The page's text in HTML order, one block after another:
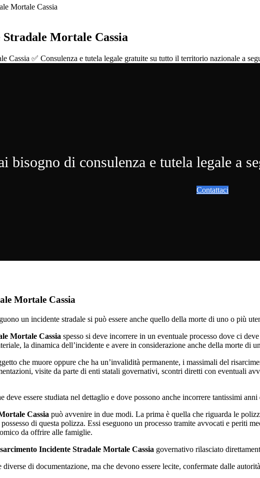
Mortale Cassia
Mortale Cassia
Cassia ✅ Consulenza e tutela legale gratuite su tutto il territorio nazionale a
bisogno di consulenza e tutela legale a
Contattaci
Mortale Cassia
un incidente stradale si può essere anche quello della morte di uno o più
Mortale Cassia spesso si deve incorrere in un eventuale processo dove ci
la dinamica dell’incidente e avere in considerazione anche della morte di
che muore oppure che ha un’invalidità permanente, i massimali del
visite da parte di enti statali governativi, scontri diretti con eventuali
deve essere studiata nel dettaglio e dove possono anche incorrere tantissimi
Cassia può avvenire in due modi. La prima è quella che riguarda le
di questa polizza. Essi eseguono un processo tramite avvocati e periti
da offrire alle famiglie.
Incidente Stradale Mortale Cassia governativo rilasciato
di documentazione, ma che devono essere lecite, confermate dalle